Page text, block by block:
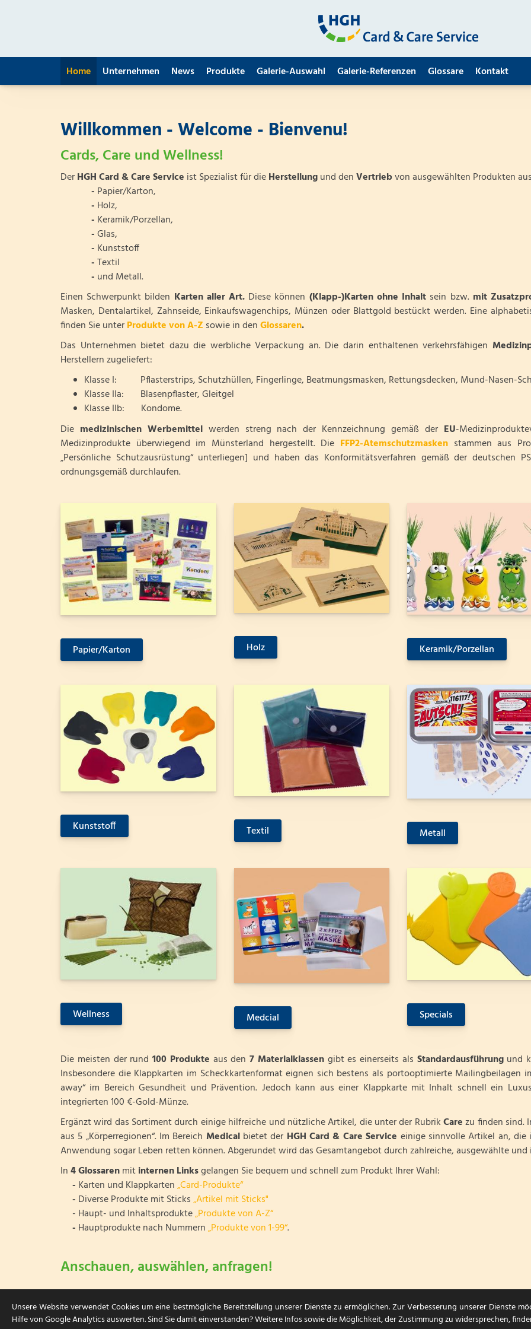
Home Unternehmen News Produkte Galerie-Auswahl Galerie-Referenzen Glossare Kontakt
Willkommen - Welcome - Bienvenu!
Cards, Care und Wellness!
DerHGH Card & Care Service ist Spezialist für dieHerstellungund denVertriebvon ausgewählten Produkten
- Papier/Karton,
- Holz,
- Keramik/Porzellan,
-Glas,
- Kunststoff
-Textil
- und Metall.
Einen Schwerpunkt bilden Karten aller Art. Diese können (Klapp-)Karten ohne Inhalt sein bzw. mit
Masken, Dentalartikel, Zahnseide, Einkaufswagenchips, Münzen oder Blattgold bestückt werden. Eine
finden Sie unterProdukte von A-Z sowie in denGlossaren.
Das Unternehmen bietet dazu die werbliche Verpackung an. Die darin enthaltenen verkehrsfähigen
Herstellern zugeliefert:
Klasse I: Pflasterstrips, Schutzhüllen, Fingerlinge, Beatmungsmasken, Rettungsdecken, Mund-Nasen-
Klasse IIa: Blasenpflaster, Gleitgel
Klasse IIb: Kondome.
Die medizinischen Werbemittel werden streng nach der Kennzeichnung gemäß der EU-
Medizinprodukte überwiegend im Münsterland hergestellt. Die FFP2-Atemschutzmaskenstammen aus
„Persönliche Schutzausrüstung“ unterliegen] und haben das Konformitätsverfahren gemäß der deutschen
ordnungsgemäß durchlaufen.
Papier/Karton Holz Keramik/Porzellan
Kunststoff Textil Metall
Wellness Medcial Specials
Die meisten der rund 100 Produkte aus den 7 Materialklassen gibt es einerseits als Standardausführungund
Insbesondere die Klappkarten im Scheckkartenformat eignen sich bestens als portooptimierte Mailingbeilagen
away“ im Bereich Gesundheit und Prävention. Jedoch kann aus einer Klappkarte mit Inhalt schnell ein
integrierten 100 €-Gold-Münze.
Ergänzt wird das Sortiment durch einige hilfreiche und nützliche Artikel, die unter der RubrikCarezu finden sind.
aus 5 „Körperregionen“. Im Bereich Medicalbietet der HGH Card & Care Service einige sinnvolle Artikel an,
Anwendung sogar Leben retten können. Abgerundet wird das Gesamtangebot durch zahlreiche, ausgewählte
In4 Glossarenmitinternen Linksgelangen Sie bequem und schnell zum Produkt Ihrer Wahl:
- Karten und Klappkarten„Card-Produkte“
- Diverse Produkte mit Sticks„Artikel mit Sticks"
- Haupt- und Inhaltsprodukte„Produkte von A-Z“
- Hauptprodukte nach Nummern„Produkte von 1-99“.
Anschauen, auswählen, anfragen!
Unsere Website verwendet Cookies um eine bestmögliche Bereitstellung unserer Dienste zu ermöglichen. Zur Verbesserung unserer Dienste
Hilfe von Google Analytics auswerten. Sind Sie damit einverstanden? Weitere Infos sowie die Möglichkeit, der Zustimmung zu widersprechen,